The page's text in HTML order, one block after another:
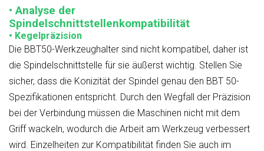
• Analyse der
Spindelschnittstellenkompatibilität
• Kegelpräzision
Die BBT50-Werkzeughalter sind nicht kompatibel, daher ist
die Spindelschnittstelle für sie äußerst wichtig. Stellen Sie
sicher, dass die Konizität der Spindel genau den BBT 50-
Spezifikationen entspricht. Durch den Wegfall der Präzision
bei der Verbindung müssen die Maschinen nicht mit dem
Griff wackeln, wodurch die Arbeit am Werkzeug verbessert
wird. Einzelheiten zur Kompatibilität finden Sie auch im